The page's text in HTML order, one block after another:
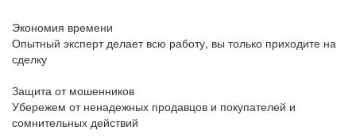
Экономия времени
Опытный эксперт делает всю работу, вы только приходите на
сделку
Защита от мошенников
Убережем от ненадежных продавцов и покупателей и
сомнительных действий